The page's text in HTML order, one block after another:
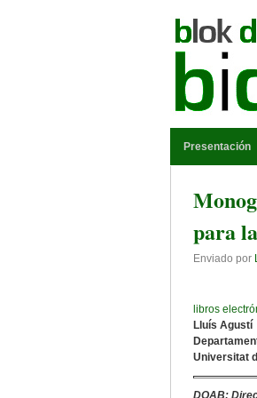
Presentación
para
Enviado por
libros
Lluís Agustí
Universitat
DOAB: